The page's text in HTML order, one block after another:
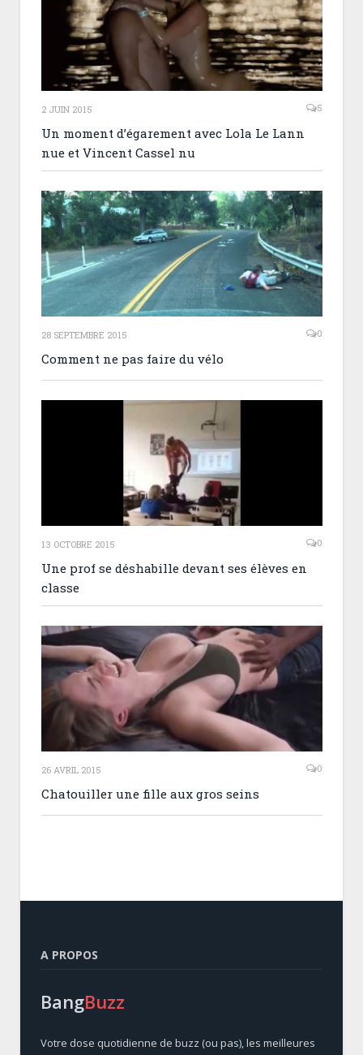
2 JUIN 2015 5
Un moment d’égarement avec Lola Le Lann
nue et Vincent Cassel nu
28 SEPTEMBRE 2015 0
Comment ne pas faire du vélo
13 OCTOBRE 2015 0
Une prof se déshabille devant ses élèves en
classe
26 AVRIL 2015 0
Chatouiller une fille aux gros seins
A PROPOS
BangBuzz
Votre dose quotidienne de buzz (ou pas), les meilleures